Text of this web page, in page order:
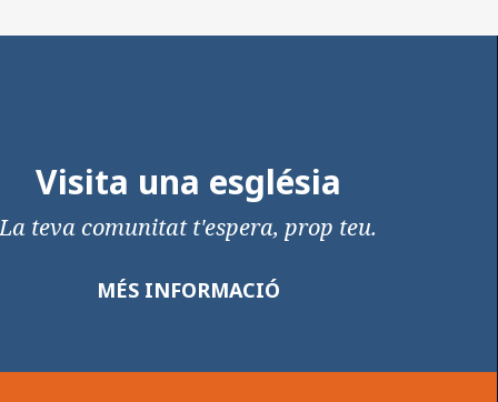
Visita una església
La teva comunitat t'espera, prop teu.
MÉS INFORMACIÓ